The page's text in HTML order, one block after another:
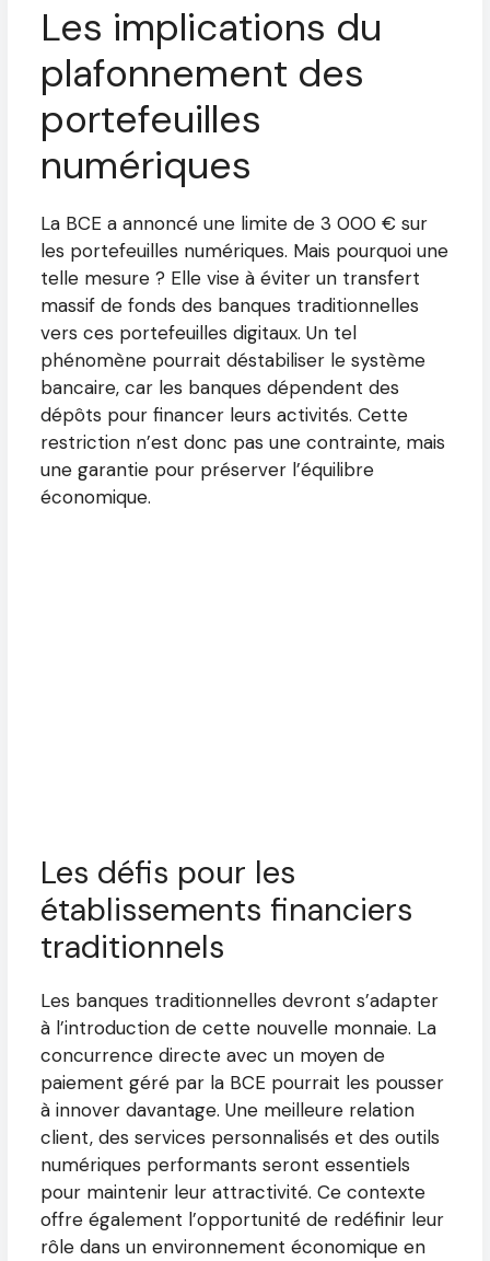
Les implications du
plafonnement des
portefeuilles
numériques
La BCE a annoncé une limite de 3 000 € sur
les portefeuilles numériques. Mais pourquoi une
telle mesure ? Elle vise à éviter un transfert
massif de fonds des banques traditionnelles
vers ces portefeuilles digitaux. Un tel
phénomène pourrait déstabiliser le système
bancaire, car les banques dépendent des
dépôts pour financer leurs activités. Cette
restriction n’est donc pas une contrainte, mais
une garantie pour préserver l’équilibre
économique.
Les défis pour les
établissements financiers
traditionnels
Les banques traditionnelles devront s’adapter
à l’introduction de cette nouvelle monnaie. La
concurrence directe avec un moyen de
paiement géré par la BCE pourrait les pousser
à innover davantage. Une meilleure relation
client, des services personnalisés et des outils
numériques performants seront essentiels
pour maintenir leur attractivité. Ce contexte
offre également l’opportunité de redéfinir leur
rôle dans un environnement économique en